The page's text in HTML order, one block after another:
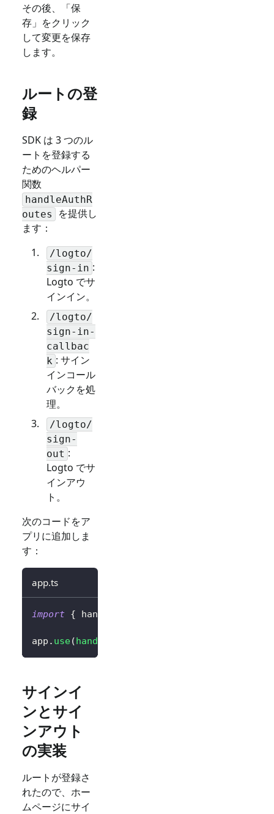
その後、「保
存」をクリック
して変更を保存
します。
ルートの登
録
SDK は 3 つのル
ートを登録する
ためのヘルパー
関数
handleAuthR
outes
を提供し
ます：
/logto/
sign-in :
Logto でサ
インイン。
/logto/
sign-in-
callbac
k : サイン
インコール
バックを処
理。
/logto/
sign-
out :
Logto でサ
インアウ
ト。
次のコードをア
プリに追加しま
す：
app.ts
import { handleAuthRoutes
app . use(handleAuthRoutes
サインイ
ンとサイ
ンアウト
の実装
ルートが登録さ
れたので、ホー
ムページにサイ